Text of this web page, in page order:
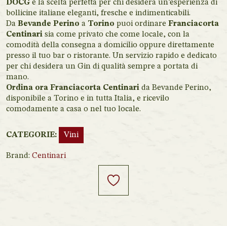
DOCG è la scelta perfetta per chi desidera un’esperienza di
bollicine italiane eleganti, fresche e indimenticabili.
Da Bevande Perino a Torino puoi ordinare Franciacorta
Centinari sia come privato che come locale, con la
comodità della consegna a domicilio oppure direttamente
presso il tuo bar o ristorante. Un servizio rapido e dedicato
per chi desidera un Gin di qualità sempre a portata di
mano.
Ordina ora Franciacorta Centinari da Bevande Perino,
disponibile a Torino e in tutta Italia, e ricevilo
comodamente a casa o nel tuo locale.
CATEGORIE: Vini
Brand: Centinari